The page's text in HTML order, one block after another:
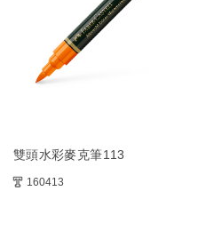
雙頭水彩麥克筆113
160413